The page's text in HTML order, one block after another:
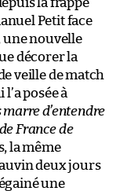
Petit face
une nouvelle
décorer la
veille de match
posée à
marre d’entendre
France de
la même
deux jours
une